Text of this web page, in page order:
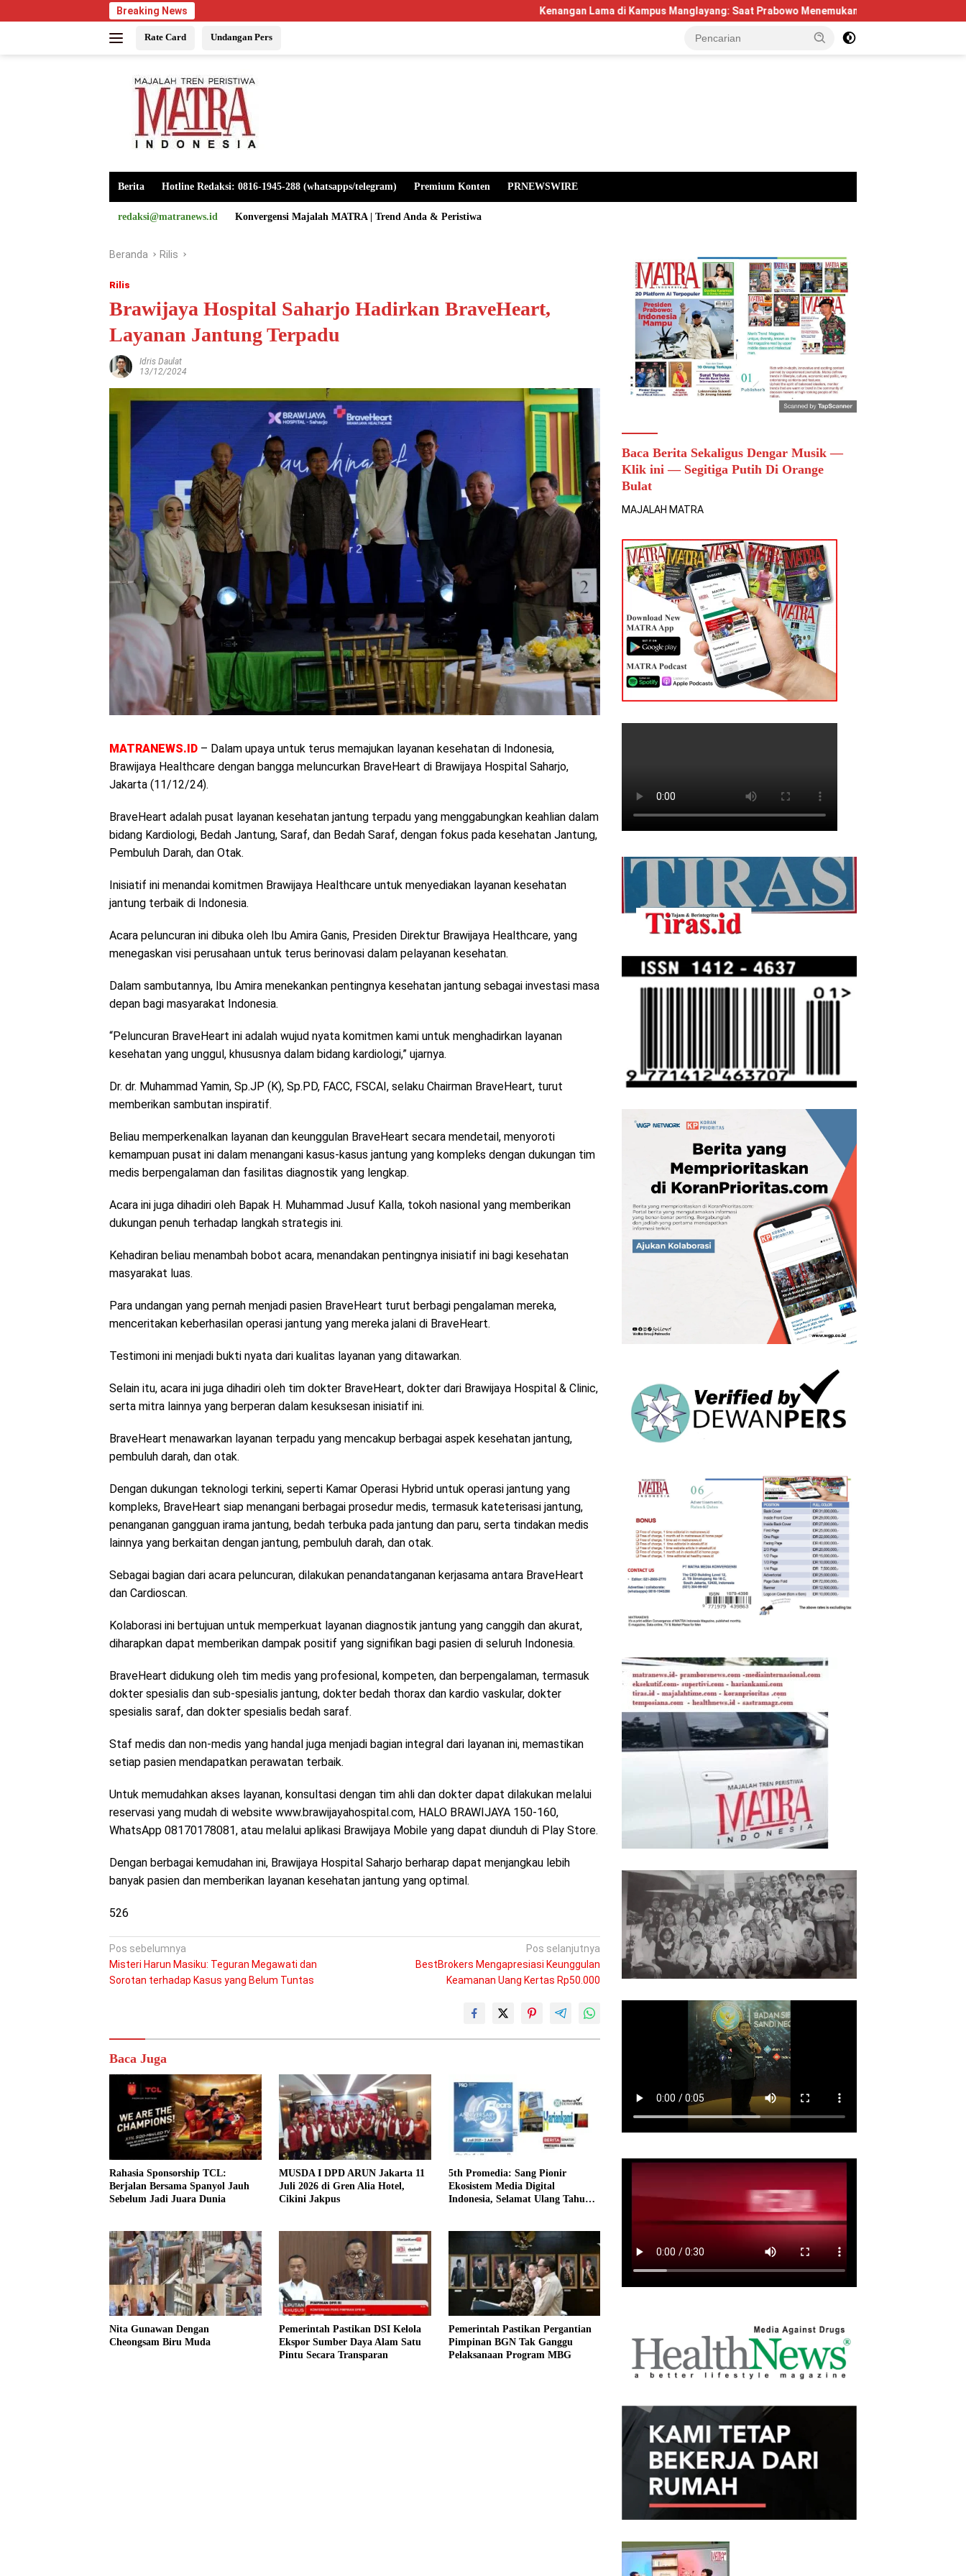
ke
Breaking News Kenangan Lama di Kampus Manglayang: Saat Prabowo Menemukan Kembali Jejak Sejarah IPDN
Rate Card Undangan Pers
Berita Hotline Redaksi: 0816-1945-288 (whatsapps/telegram) Premium Konten PRNEWSWIRE
redaksi@matranews.id Konvergensi Majalah MATRA | Trend Anda & Peristiwa
Beranda Rilis
Rilis
Brawijaya Hospital Saharjo Hadirkan BraveHeart,
Layanan Jantung Terpadu
Idris Daulat
13/12/2024
MATRANEWS.ID – Dalam upaya untuk terus memajukan layanan kesehatan di Indonesia,
Brawijaya Healthcare dengan bangga meluncurkan BraveHeart di Brawijaya Hospital Saharjo,
Jakarta (11/12/24).
BraveHeart adalah pusat layanan kesehatan jantung terpadu yang menggabungkan keahlian dalam
bidang Kardiologi, Bedah Jantung, Saraf, dan Bedah Saraf, dengan fokus pada kesehatan Jantung,
Pembuluh Darah, dan Otak.
Inisiatif ini menandai komitmen Brawijaya Healthcare untuk menyediakan layanan kesehatan
jantung terbaik di Indonesia.
Acara peluncuran ini dibuka oleh Ibu Amira Ganis, Presiden Direktur Brawijaya Healthcare, yang
menegaskan visi perusahaan untuk terus berinovasi dalam pelayanan kesehatan.
Dalam sambutannya, Ibu Amira menekankan pentingnya kesehatan jantung sebagai investasi masa
depan bagi masyarakat Indonesia.
“Peluncuran BraveHeart ini adalah wujud nyata komitmen kami untuk menghadirkan layanan
kesehatan yang unggul, khususnya dalam bidang kardiologi,” ujarnya.
Dr. dr. Muhammad Yamin, Sp.JP (K), Sp.PD, FACC, FSCAI, selaku Chairman BraveHeart, turut
memberikan sambutan inspiratif.
Beliau memperkenalkan layanan dan keunggulan BraveHeart secara mendetail, menyoroti
kemampuan pusat ini dalam menangani kasus-kasus jantung yang kompleks dengan dukungan tim
medis berpengalaman dan fasilitas diagnostik yang lengkap.
Acara ini juga dihadiri oleh Bapak H. Muhammad Jusuf Kalla, tokoh nasional yang memberikan
dukungan penuh terhadap langkah strategis ini.
Kehadiran beliau menambah bobot acara, menandakan pentingnya inisiatif ini bagi kesehatan
masyarakat luas.
Para undangan yang pernah menjadi pasien BraveHeart turut berbagi pengalaman mereka,
menceritakan keberhasilan operasi jantung yang mereka jalani di BraveHeart.
Testimoni ini menjadi bukti nyata dari kualitas layanan yang ditawarkan.
Selain itu, acara ini juga dihadiri oleh tim dokter BraveHeart, dokter dari Brawijaya Hospital & Clinic,
serta mitra lainnya yang berperan dalam kesuksesan inisiatif ini.
BraveHeart menawarkan layanan terpadu yang mencakup berbagai aspek kesehatan jantung,
pembuluh darah, dan otak.
Dengan dukungan teknologi terkini, seperti Kamar Operasi Hybrid untuk operasi jantung yang
kompleks, BraveHeart siap menangani berbagai prosedur medis, termasuk kateterisasi jantung,
penanganan gangguan irama jantung, bedah terbuka pada jantung dan paru, serta tindakan medis
lainnya yang berkaitan dengan jantung, pembuluh darah, dan otak.
Sebagai bagian dari acara peluncuran, dilakukan penandatanganan kerjasama antara BraveHeart
dan Cardioscan.
Kolaborasi ini bertujuan untuk memperkuat layanan diagnostik jantung yang canggih dan akurat,
diharapkan dapat memberikan dampak positif yang signifikan bagi pasien di seluruh Indonesia.
BraveHeart didukung oleh tim medis yang profesional, kompeten, dan berpengalaman, termasuk
dokter spesialis dan sub-spesialis jantung, dokter bedah thorax dan kardio vaskular, dokter
spesialis saraf, dan dokter spesialis bedah saraf.
Staf medis dan non-medis yang handal juga menjadi bagian integral dari layanan ini, memastikan
setiap pasien mendapatkan perawatan terbaik.
Untuk memudahkan akses layanan, konsultasi dengan tim ahli dan dokter dapat dilakukan melalui
reservasi yang mudah di website www.brawijayahospital.com, HALO BRAWIJAYA 150-160,
WhatsApp 08170178081, atau melalui aplikasi Brawijaya Mobile yang dapat diunduh di Play Store.
Dengan berbagai kemudahan ini, Brawijaya Hospital Saharjo berharap dapat menjangkau lebih
banyak pasien dan memberikan layanan kesehatan jantung yang optimal.
526
Navigasi
pos
Pos sebelumnya
Misteri Harun Masiku: Teguran Megawati dan
Sorotan terhadap Kasus yang Belum Tuntas
Pos selanjutnya
BestBrokers Mengapresiasi Keunggulan
Keamanan Uang Kertas Rp50.000
Baca Juga
Rahasia Sponsorship TCL:
Berjalan Bersama Spanyol Jauh
Sebelum Jadi Juara Dunia
MUSDA I DPD ARUN Jakarta 11
Juli 2026 di Gren Alia Hotel,
Cikini Jakpus
5th Promedia: Sang Pionir
Ekosistem Media Digital
Indonesia, Selamat Ulang Tahun
Nita Gunawan Dengan
Cheongsam Biru Muda
Pemerintah Pastikan DSI Kelola
Ekspor Sumber Daya Alam Satu
Pintu Secara Transparan
Pemerintah Pastikan Pergantian
Pimpinan BGN Tak Ganggu
Pelaksanaan Program MBG
Baca Berita Sekaligus Dengar Musik —
Klik ini — Segitiga Putih Di Orange
Bulat
MAJALAH MATRA